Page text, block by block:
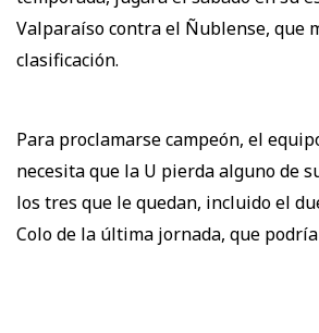
Valparaíso contra el Ñublense, que
clasificación.
Para proclamarse campeón, el
necesita que la U pierda alguno de
los tres que le quedan, incluido el
Colo de la última jornada, que